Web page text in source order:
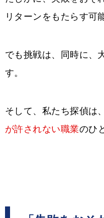
リターンをもたらす可
でも挑戦は、同時に、
す。
そして、私たち探偵は
が許されない職業のひ